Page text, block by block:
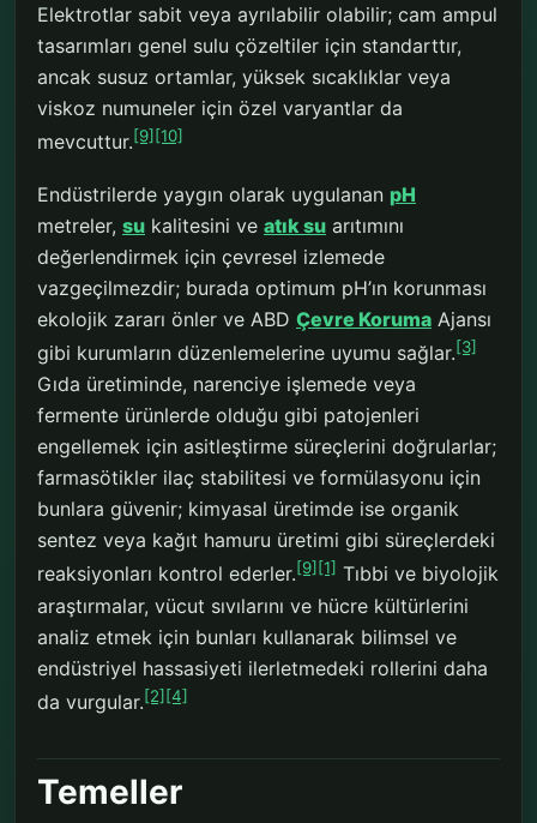
Elektrotlar sabit veya ayrılabilir olabilir; cam ampul
tasarımları genel sulu çözeltiler için standarttır,
ancak susuz ortamlar, yüksek sıcaklıklar veya
viskoz numuneler için özel varyantlar da
mevcuttur.[9] [10]
Endüstrilerde yaygın olarak uygulanan pH
metreler, su kalitesini ve atık su arıtımını
değerlendirmek için çevresel izlemede
vazgeçilmezdir; burada optimum pH’ın korunması
ekolojik zararı önler ve ABD Çevre Koruma Ajansı
gibi kurumların düzenlemelerine uyumu sağlar.[3]
Gıda üretiminde, narenciye işlemede veya
fermente ürünlerde olduğu gibi patojenleri
engellemek için asitleştirme süreçlerini doğrularlar;
farmasötikler ilaç stabilitesi ve formülasyonu için
bunlara güvenir; kimyasal üretimde ise organik
sentez veya kağıt hamuru üretimi gibi süreçlerdeki
reaksiyonları kontrol ederler.[9] [1] Tıbbi ve biyolojik
araştırmalar, vücut sıvılarını ve hücre kültürlerini
analiz etmek için bunları kullanarak bilimsel ve
endüstriyel hassasiyeti ilerletmedeki rollerini daha
da vurgular.[2] [4]
Temeller